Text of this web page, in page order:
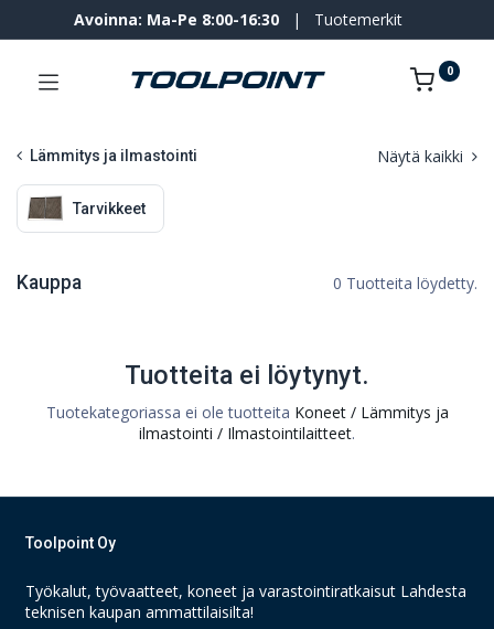
Avoinna: Ma-Pe 8:00-16:30 | Tuotemerkit
0
Lämmitys ja ilmastointi Näytä kaikki
Tarvikkeet
Kauppa 0 Tuotteita löydetty.
Tuotteita ei löytynyt.
Tuotekategoriassa ei ole tuotteita Koneet / Lämmitys ja
ilmastointi / Ilmastointilaitteet.
Toolpoint Oy
Työkalut, työvaatteet, koneet ja varastointiratkaisut Lahdesta
teknisen kaupan ammattilaisilta!